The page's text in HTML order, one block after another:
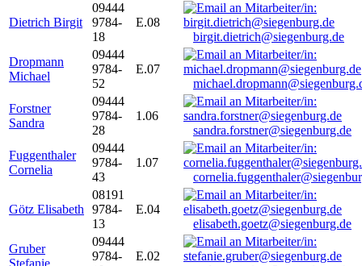
Dietrich Birgit
09444
9784-
18
E.08
birgit.dietrich@siegenburg.de
Dropmann
Michael
09444
9784-
52
E.07
Forstner
Sandra
09444
9784-
28
1.06
sandra.forstner@siegenburg.de
Fuggenthaler
Cornelia
09444
9784-
43
1.07
Götz Elisabeth
08191
9784-
13
E.04
elisabeth.goetz@siegenburg.de
Gruber
09444
9784-
E.02